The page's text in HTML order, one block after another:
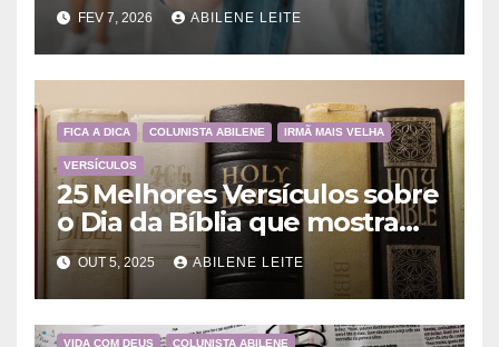
FEV 7, 2026 ABILENE LEITE
FICA A DICA COLUNISTA ABILENE IRMÃ MAIS VELHA
VERSÍCULOS
25 Melhores Versículos sobre
o Dia da Bíblia que mostram
a importância da Palavra de
Deus
OUT 5, 2025 ABILENE LEITE
VIDA COM DEUS COLUNISTA ABILENE